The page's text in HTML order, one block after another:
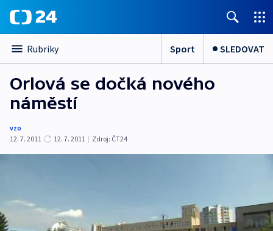
Rubriky Sport SLEDOVAT
Orlová se dočká nového
náměstí
vzo
12. 7. 2011
12. 7. 2011 | Zdroj: ČT24